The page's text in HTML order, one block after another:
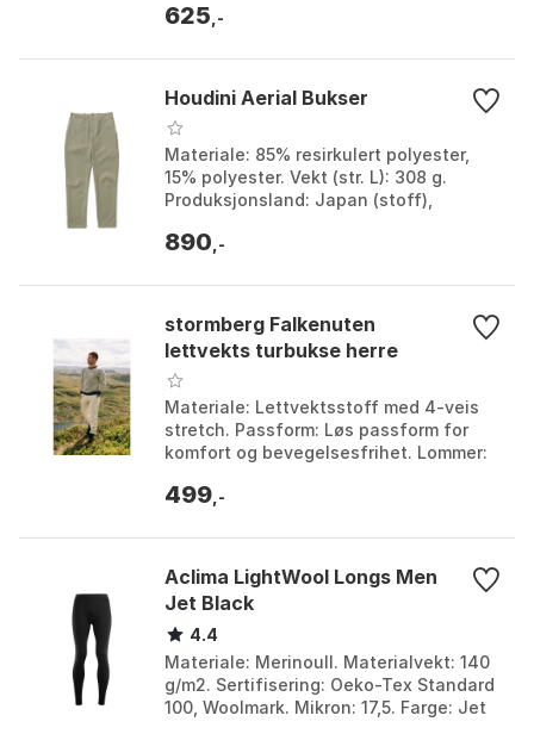
Størrelse: L, S,...
625 ,-
Houdini Aerial Bukser
Materiale: 85% resirkulert polyester,
15% polyester. Vekt (str. L): 308 g.
Produksjonsland: Japan (stoff),
avsmalende. Far...
890 ,-
stormberg Falkenuten
lettvekts turbukse herre
Materiale: Lettvektsstoff med 4-veis
stretch. Passform: Løs passform for
komfort og bevegelsesfrihet. Lommer:
flapp. Justering...
499 ,-
Aclima LightWool Longs Men
Jet Black
4.4
Materiale: Merinoull. Materialvekt: 140
g/m2. Sertifisering: Oeko-Tex Standard
100, Woolmark. Mikron: 17,5. Farge: Jet